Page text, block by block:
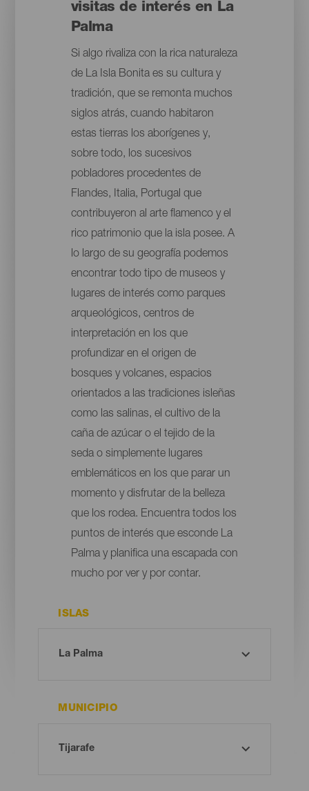
visitas de interés en La
Palma
Si algo rivaliza con la rica naturaleza
de La Isla Bonita es su cultura y
tradición, que se remonta muchos
siglos atrás, cuando habitaron
estas tierras los aborígenes y,
sobre todo, los sucesivos
pobladores procedentes de
Flandes, Italia, Portugal que
contribuyeron al arte flamenco y el
rico patrimonio que la isla posee. A
lo largo de su geografía podemos
encontrar todo tipo de museos y
lugares de interés como parques
arqueológicos, centros de
interpretación en los que
profundizar en el origen de
bosques y volcanes, espacios
orientados a las tradiciones isleñas
como las salinas, el cultivo de la
caña de azúcar o el tejido de la
seda o simplemente lugares
emblemáticos en los que parar un
momento y disfrutar de la belleza
que los rodea. Encuentra todos los
puntos de interés que esconde La
Palma y planifica una escapada con
mucho por ver y por contar.
ISLAS
MUNICIPIO